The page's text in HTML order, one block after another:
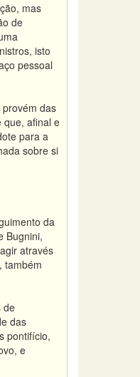
mas
de
isto
pessoal
das
que, afinal e
para a
sobre si
da
Bugnini,
através
também
de
das
pontifício,
e